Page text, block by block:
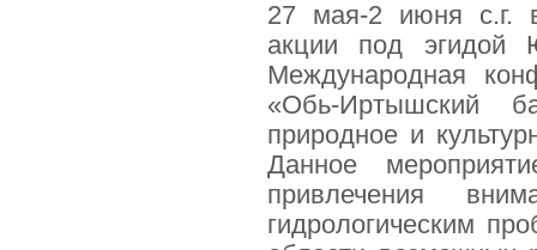
27 мая-2 июня с.г.
акции под эгидой
Международная
«Обь-Иртышский
природное и
Данное
привлечения
гидрологическим